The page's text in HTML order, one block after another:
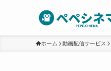
ホーム 動画配信サービス